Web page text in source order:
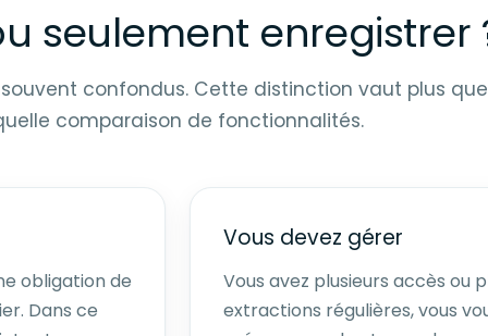
seulement enregistrer
confondus. Cette distinction vaut plus
comparaison de fonctionnalités.
obligation de
Dans ce
Vous devez gérer
Vous avez plusieurs accès ou
extractions régulières, vous